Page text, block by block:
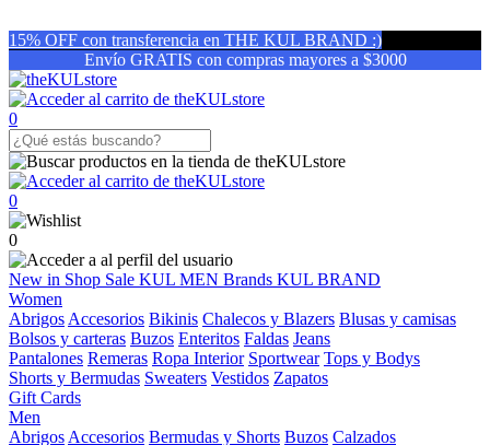
15% OFF con transferencia en THE KUL BRAND :)
Envío GRATIS con compras mayores a $3000
0
0
0
New in Shop Sale KUL MEN Brands KUL BRAND
Women
Abrigos Accesorios Bikinis Chalecos y Blazers Blusas y camisas
Bolsos y carteras Buzos Enteritos Faldas Jeans
Pantalones Remeras Ropa Interior Sportwear Tops y Bodys
Shorts y Bermudas Sweaters Vestidos Zapatos
Gift Cards
Men
Abrigos Accesorios Bermudas y Shorts Buzos Calzados